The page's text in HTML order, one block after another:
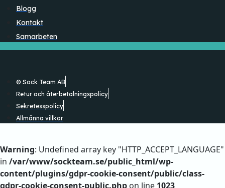
Blogg
Kontakt
Samarbeten
© Sock Team AB
Retur och återbetalningspolicy
Sekretesspolicy
Allmänna villkor
Warning: Undefined array key "HTTP_ACCEPT_LANGUAGE"
in /var/www/sockteam.se/public_html/wp-
content/plugins/gdpr-cookie-consent/public/class-
gdpr-cookie-consent-public.php on line 1023